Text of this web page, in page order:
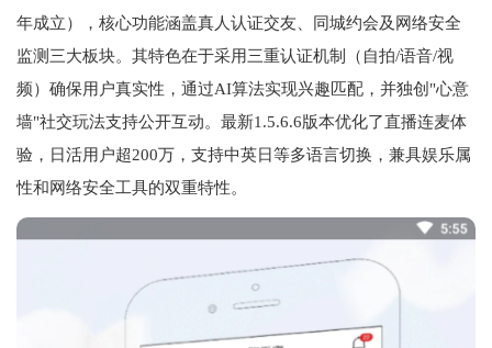
年成立），核心功能涵盖真人认证交友、同城约会及网络安全
监测三大板块。其特色在于采用三重认证机制（自拍/语音/视
频）确保用户真实性，通过AI算法实现兴趣匹配，并独创"心意
墙"社交玩法支持公开互动。最新1.5.6.6版本优化了直播连麦体
验，日活用户超200万，支持中英日等多语言切换，兼具娱乐属
性和网络安全工具的双重特性。